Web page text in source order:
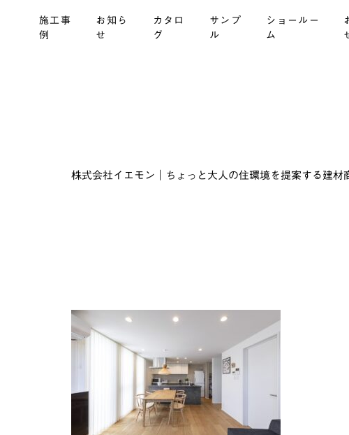
施工事
例
お知ら
せ
カタロ
グ
サンプ
ル
ショールー
ム
株式会社イエモン｜ちょっと大人の住環境を提案する建材